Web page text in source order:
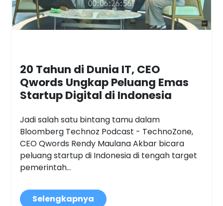
20 Tahun di Dunia IT, CEO
Qwords Ungkap Peluang Emas
Startup Digital di Indonesia
Jadi salah satu bintang tamu dalam
Bloomberg Technoz Podcast - TechnoZone,
CEO Qwords Rendy Maulana Akbar bicara
peluang startup di Indonesia di tengah target
pemerintah...
Selengkapnya